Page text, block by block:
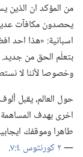
من المؤكد ان الذين
يحصدون مكافآت
اسبانية:‏ «هذا احد
بتعلّم الحق من
وخصوصا لأننا لا
حول العالم،‏ يقبل
اخرى بهدف
طاهرا وموقفك
—‏٢ كورنثوس ٤:‏٧
‏.‏